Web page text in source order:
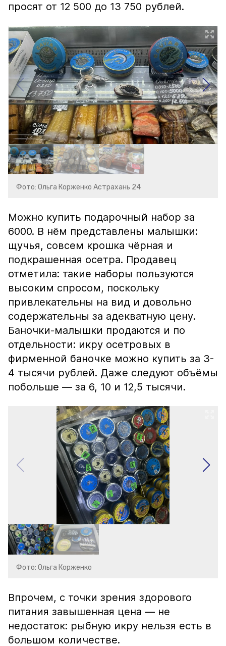
просят от 12 500 до 13 750 рублей.
Фото: Ольга Корженко Астрахань 24
Можно купить подарочный набор за
6000. В нём представлены малышки:
щучья, совсем крошка чёрная и
подкрашенная осетра. Продавец
отметила: такие наборы пользуются
высоким спросом, поскольку
привлекательны на вид и довольно
содержательны за адекватную цену.
Баночки-малышки продаются и по
отдельности: икру осетровых в
фирменной баночке можно купить за 3-
4 тысячи рублей. Даже следуют объёмы
побольше — за 6, 10 и 12,5 тысячи.
Фото: Ольга Корженко
Впрочем, с точки зрения здорового
питания завышенная цена — не
недостаток: рыбную икру нельзя есть в
большом количестве.